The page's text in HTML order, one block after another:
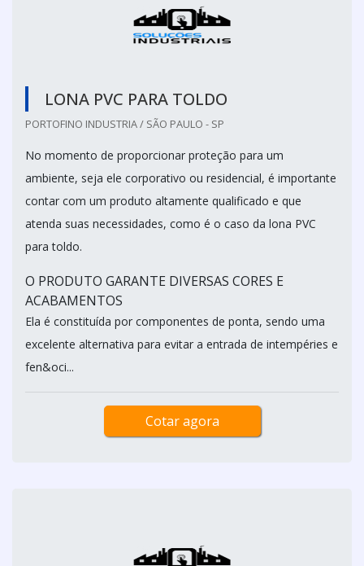
LONA PVC PARA TOLDO
PORTOFINO INDUSTRIA / SÃO PAULO - SP
No momento de proporcionar proteção para um
ambiente, seja ele corporativo ou residencial, é importante
contar com um produto altamente qualificado e que
atenda suas necessidades, como é o caso da lona PVC
para toldo.
O PRODUTO GARANTE DIVERSAS CORES E
ACABAMENTOS
Ela é constituída por componentes de ponta, sendo uma
excelente alternativa para evitar a entrada de intempéries e
fen&oci...
Cotar agora